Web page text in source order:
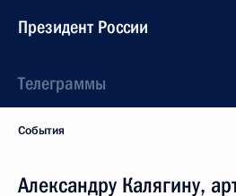
Президент России
Телеграммы
События
Александру Калягину,